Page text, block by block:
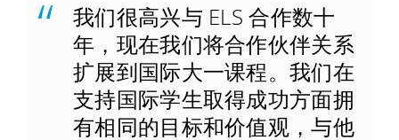
我们很高兴与 ELS 合作数十
年，现在我们将合作伙伴关系
扩展到国际大一课程。我们在
支持国际学生取得成功方面拥
有相同的目标和价值观，与他